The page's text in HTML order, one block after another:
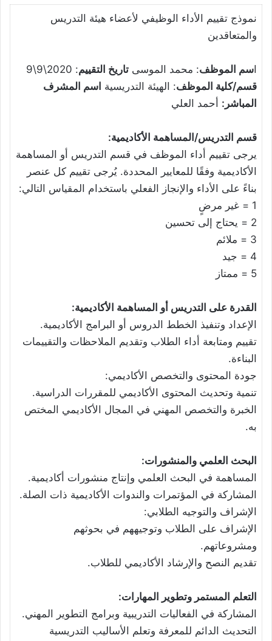
نموذج تقييم الأداء الوظيفي لأعضاء هيئة التدريس
والمتعاقدين
اسم الموظف: محمد الموسىتاريخ التقييم: 2020\9\9
قسم/كلية الموظف: الهيئة التدريسية اسم المشرف
المباشر: أحمد العلي
قسم التدريس/المساهمة الأكاديمية:
يرجى تقييم أداء الموظف في قسم التدريس أو المساهمة
الأكاديمية وفقًا للمعايير المحددة. يُرجى تقييم كل عنصر
بناءً على الأداء والإنجاز الفعلي باستخدام المقياس التالي:
1 = غير مرضٍ
2 = يحتاج إلى تحسين
3 = ملائم
4 = جيد
5 = ممتاز
القدرة على التدريس أو المساهمة الأكاديمية:
الإعداد وتنفيذ الخطط الدروس أو البرامج الأكاديمية.
تقييم ومتابعة أداء الطلاب وتقديم الملاحظات والتقييمات
البناءة.
جودة المحتوى والتخصص الأكاديمي:
تنمية وتحديث المحتوى الأكاديمي للمقررات الدراسية.
الخبرة والتخصص المهني في المجال الأكاديمي المختص
به.
البحث العلمي والمنشورات:
المساهمة في البحث العلمي وإنتاج منشورات أكاديمية.
المشاركة في المؤتمرات والندوات الأكاديمية ذات الصلة.
الإشراف والتوجيه الطلابي:
الإشراف على الطلاب وتوجيههم في بحوثهم
ومشروعاتهم.
تقديم النصح والإرشاد الأكاديمي للطلاب.
التعلم المستمر وتطوير المهارات:
المشاركة في الفعاليات التدريبية وبرامج التطوير المهني.
التحديث الدائم للمعرفة وتعلم الأساليب التدريسية